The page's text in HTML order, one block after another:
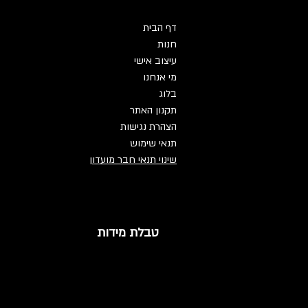
דף הבית
חנות
עיצוב אישי
מי אנחנו
בלוג
תקנון האתר
הצהרת נגישות
תנאי שימוש
שינוי תנאי חבר מועדון
טבלת מידות